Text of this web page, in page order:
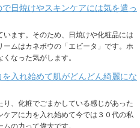
日焼けやスキンケアには気を遣っ
ます。そのため、日焼けや化粧品には
ムはカネボウの「エビータ」です。ホ
なった気がします。
入れ始めて肌がどんどん綺麗にな
、化粧でごまかしている感じがあった
アに力を入れ始めて今では３０代の私
の力って偉大です。